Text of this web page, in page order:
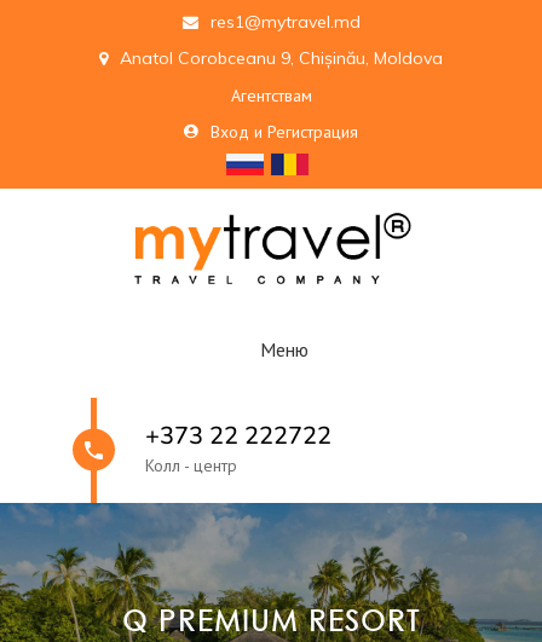
res1@mytravel.md
Anatol Corobceanu 9, Chișinău, Moldova
Агентствам
Вход и Регистрация
Меню
+373 22 222722
Колл - центр
Q PREMIUM RESORT